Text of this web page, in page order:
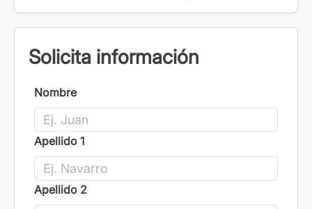
Solicita información
Nombre
Apellido 1
Apellido 2